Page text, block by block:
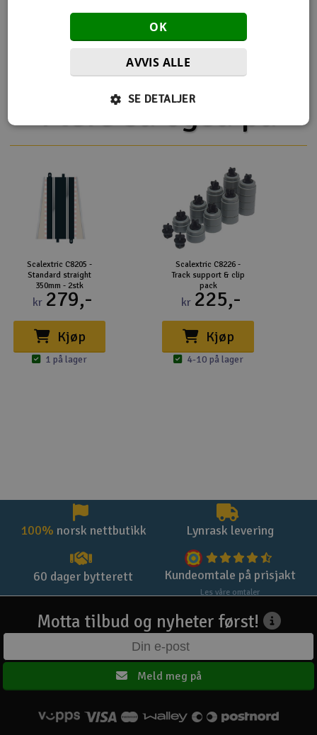
Verktøy, utstyr & tilbehør
Analog
Flere så også på
Scalextric C8205 -
Standard straight
350mm - 2stk
kr 279,-
Kjøp
1 på lager
Scalextric C8226 -
Track support & clip
pack
kr 225,-
Kjøp
4-10 på lager
100% norsk nettbutikk Lynrask levering
60 dager bytterett Kundeomtale på prisjakt
Les våre omtaler
Motta tilbud og nyheter først!
Meld meg på
OK
AVVIS ALLE
SE DETALJER